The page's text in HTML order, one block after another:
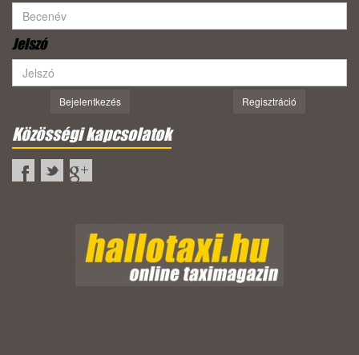
Jelszó
Bejelentkezés Regisztráció
Közösségi kapcsolatok